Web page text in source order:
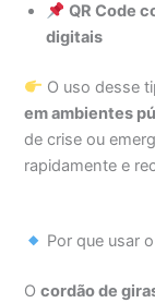
QR Code
digitais
O uso desse
em ambientes
de crise ou
rapidamente e
Por que usar
Ocordão de